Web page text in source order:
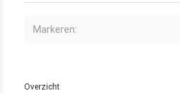
Markeren:
Overzicht